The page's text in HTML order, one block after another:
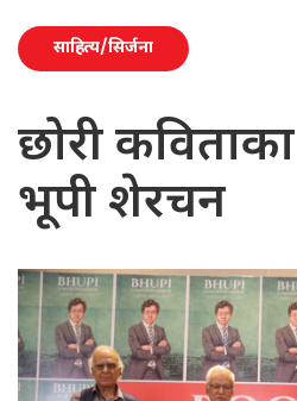
साहित्य/सिर्जना
छोरी
भूपी शेरचन